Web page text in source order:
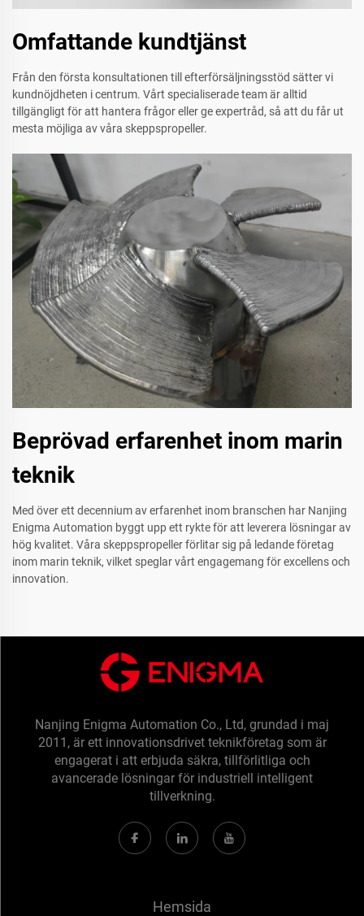
Omfattande kundtjänst
Från den första konsultationen till efterförsäljningsstöd sätter vi
kundnöjdheten i centrum. Vårt specialiserade team är alltid
tillgängligt för att hantera frågor eller ge expertråd, så att du får ut
mesta möjliga av våra skeppspropeller.
Beprövad erfarenhet inom marin
teknik
Med över ett decennium av erfarenhet inom branschen har Nanjing
Enigma Automation byggt upp ett rykte för att leverera lösningar av
hög kvalitet. Våra skeppspropeller förlitar sig på ledande företag
inom marin teknik, vilket speglar vårt engagemang för excellens och
innovation.
Nanjing Enigma Automation Co., Ltd, grundad i maj
2011, är ett innovationsdrivet teknikföretag som är
engagerat i att erbjuda säkra, tillförlitliga och
avancerade lösningar för industriell intelligent
tillverkning.
Hemsida